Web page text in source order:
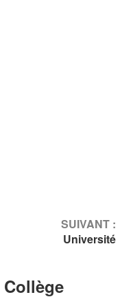
SUIVANT :
Université
Collège